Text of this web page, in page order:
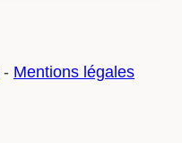
- Mentions légales